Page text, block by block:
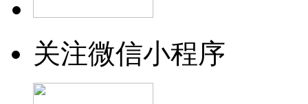
关注微信小程序